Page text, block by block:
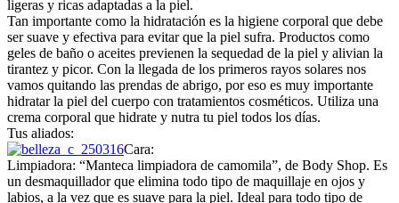
ligeras y ricas adaptadas a la piel.
Tan importante como la hidratación es la higiene corporal que debe
ser suave y efectiva para evitar que la piel sufra. Productos como
geles de baño o aceites previenen la sequedad de la piel y alivian la
tirantez y picor. Con la llegada de los primeros rayos solares nos
vamos quitando las prendas de abrigo, por eso es muy importante
hidratar la piel del cuerpo con tratamientos cosméticos. Utiliza una
crema corporal que hidrate y nutra tu piel todos los días.
Tus aliados:
Cara:
Limpiadora: “Manteca limpiadora de camomila”, de Body Shop. Es
un desmaquillador que elimina todo tipo de maquillaje en ojos y
labios, a la vez que es suave para la piel. Ideal para todo tipo de